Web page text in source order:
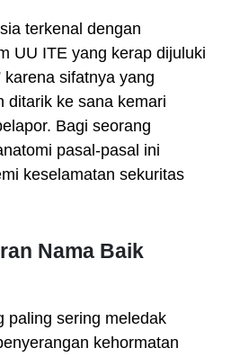
terkenal dengan
UU ITE yang kerap dijuluki
karena sifatnya yang
ditarik ke sana kemari
Bagi seorang
pasal-pasal ini
keselamatan sekuritas
Nama Baik
paling sering meledak
kehormatan